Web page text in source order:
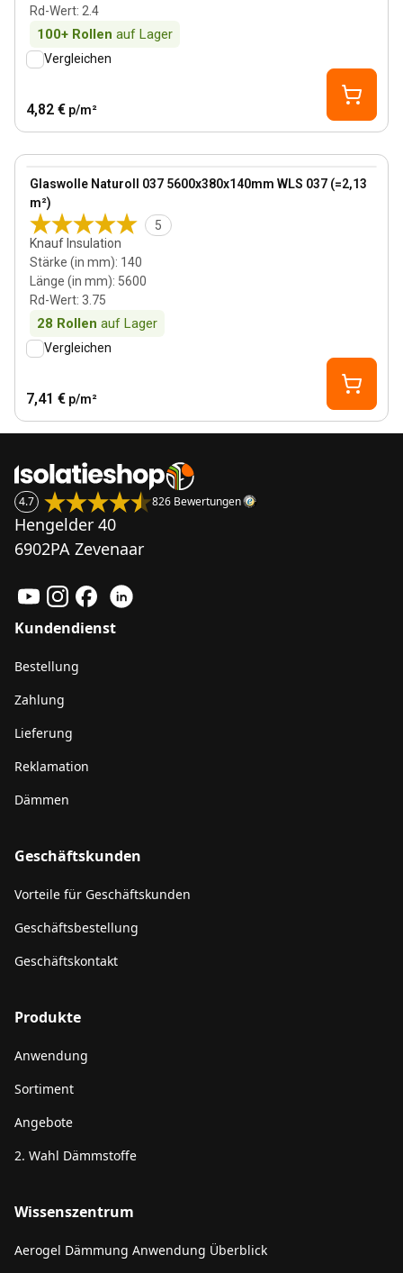
Rd-Wert: 2.4
100+ Rollen auf Lager
Vergleichen
4,82 € p/m²
Glaswolle Naturoll 037 5600x380x140mm WLS 037 (=2,13
m²)
5
Knauf Insulation
Stärke (in mm): 140
Länge (in mm): 5600
Rd-Wert: 3.75
28 Rollen auf Lager
View product
Vergleichen
7,41 € p/m²
4.7 826 Bewertungen
Hengelder 40
6902PA Zevenaar
Kundendienst
Bestellung
Zahlung
Lieferung
Reklamation
Dämmen
Geschäftskunden
Vorteile für Geschäftskunden
Geschäftsbestellung
Geschäftskontakt
Produkte
Anwendung
Sortiment
Angebote
2. Wahl Dämmstoffe
Wissenszentrum
Aerogel Dämmung Anwendung Überblick